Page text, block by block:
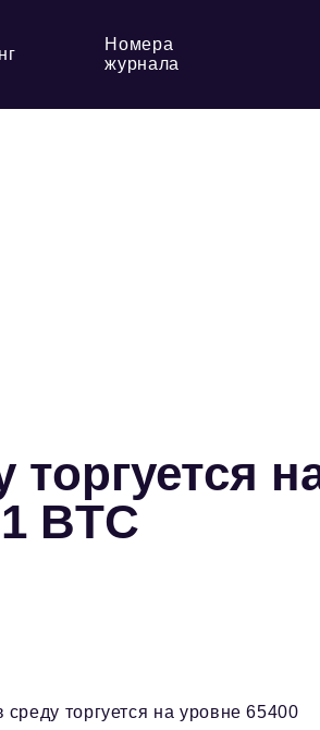
Номера
журнала
BTC
торгуется на уровне 65400